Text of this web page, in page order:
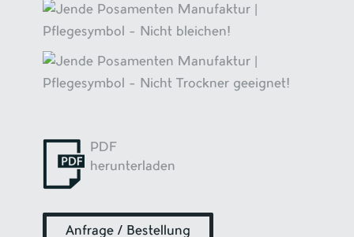
PDF
herunterladen
Anfrage / Bestellung